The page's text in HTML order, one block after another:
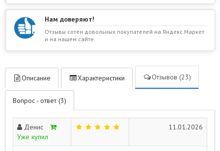
Нам доверяют!
Отзывы сотен довольных покупателей на Яндекс Маркет
и на нашем сайте.
Описание Характеристики Отзывов (23)
Вопрос - ответ (3)
Денис
Уже купил
11.01.2026